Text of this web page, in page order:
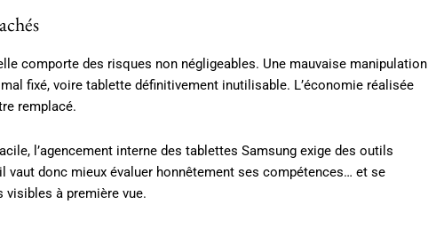
comporte des risques non négligeables. Une mauvaise manipulation
fixé, voire tablette définitivement inutilisable. L’économie réalisée
remplacé.
l’agencement interne des tablettes Samsung exige des outils
vaut donc mieux évaluer honnêtement ses compétences… et se
visibles à première vue.